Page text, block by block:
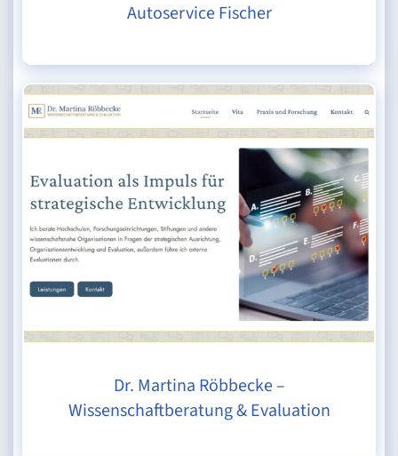
Autoservice Fischer
Dr. Martina Röbbecke –
Wissenschaftberatung & Evaluation